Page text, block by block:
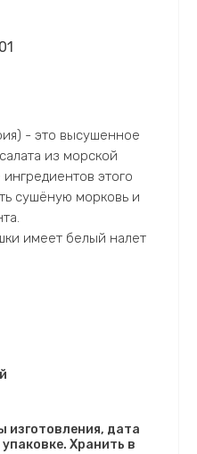
- это высушенное
из морской
этого
сушёную морковь и
имеет белый налет
изготовления, дата
Хранить в